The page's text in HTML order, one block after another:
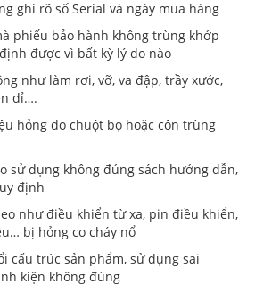
ghi rõ số Serial và ngày mua hàng
phiếu bảo hành không trùng khớp
được vì bất kỳ lý do nào
như làm rơi, vỡ, va đập, trầy xước,
dỉ….
hỏng do chuột bọ hoặc côn trùng
sử dụng không đúng sách hướng dẫn,
định
như điều khiển từ xa, pin điều khiển,
bị hỏng co cháy nổ
cấu trúc sản phẩm, sử dụng sai
kiện không đúng